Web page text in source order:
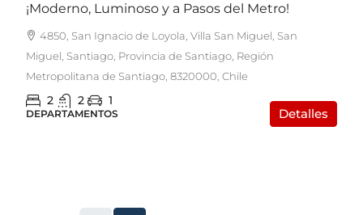
¡Moderno, Luminoso y a Pasos del Metro!
4850, San Ignacio de Loyola, Villa San Miguel, San
Miguel, Santiago, Provincia de Santiago, Región
Metropolitana de Santiago, 8320000, Chile
2 2 1
DEPARTAMENTOS Detalles